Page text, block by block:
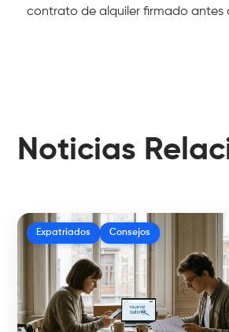
contrato de alquiler firmado antes
Noticias
Expatriados Consejos